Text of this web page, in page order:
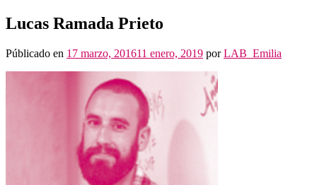
Lucas Ramada Prieto
Públicado en 17 marzo, 201611 enero, 2019 porLAB_Emilia